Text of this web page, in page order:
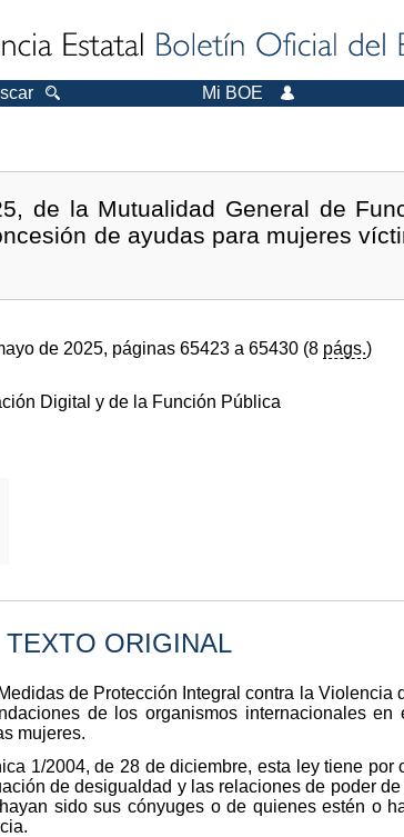
Mi BOE
de la Mutualidad General de
de ayudas para mujeres
de 2025, páginas 65423 a 65430 (8 págs.)
Digital y de la Función Pública
TEXTO ORIGINAL
de Protección Integral contra la Violencia
de los organismos internacionales en
mujeres.
1/2004, de 28 de diciembre, esta ley tiene por
de desigualdad y las relaciones de poder
sido sus cónyuges o de quienes estén o